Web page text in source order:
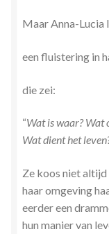
Maar Anna-Lucia
een fluistering in
die zei:
“Wat is waar? Wat
Wat dient het
Ze koos niet
haar omgeving
eerder een
hun manier van